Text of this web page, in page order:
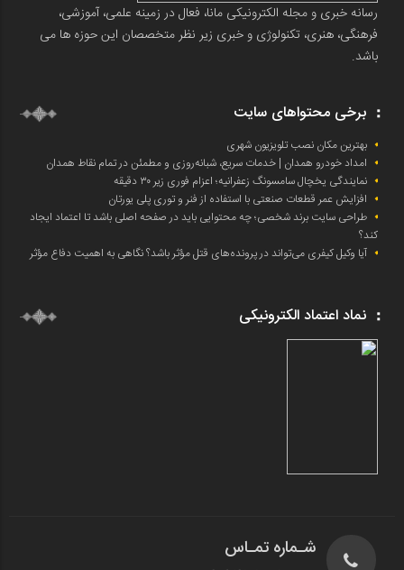
رسانه خبری و مجله الکترونیکی مانا، فعال در زمینه علمی، آموزشی،
فرهنگی، هنری، تکنولوژی و خبری زیر نظر متخصصان این حوزه ها می
باشد.
برخی محتواهای سایت
بهترین مکان نصب تلویزیون شهری
امداد خودرو همدان | خدمات سریع، شبانه‌روزی و مطمئن در تمام نقاط همدان
نمایندگی یخچال سامسونگ زعفرانیه؛ اعزام فوری زیر ۳۰ دقیقه
افزایش عمر قطعات صنعتی با استفاده از فنر و توری پلی یورتان
طراحی سایت برند شخصی؛ چه محتوایی باید در صفحه اصلی باشد تا اعتماد ایجاد
کند؟
آیا وکیل کیفری می‌تواند در پرونده‌های قتل مؤثر باشد؟ نگاهی به اهمیت دفاع مؤثر
نماد اعتماد الکترونیکی
شـماره تمـاس